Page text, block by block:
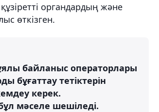
органдардың және
өткізген.
байланыс операторлары
бұғаттау тетіктерін
керек.
мәселе шешіледі.